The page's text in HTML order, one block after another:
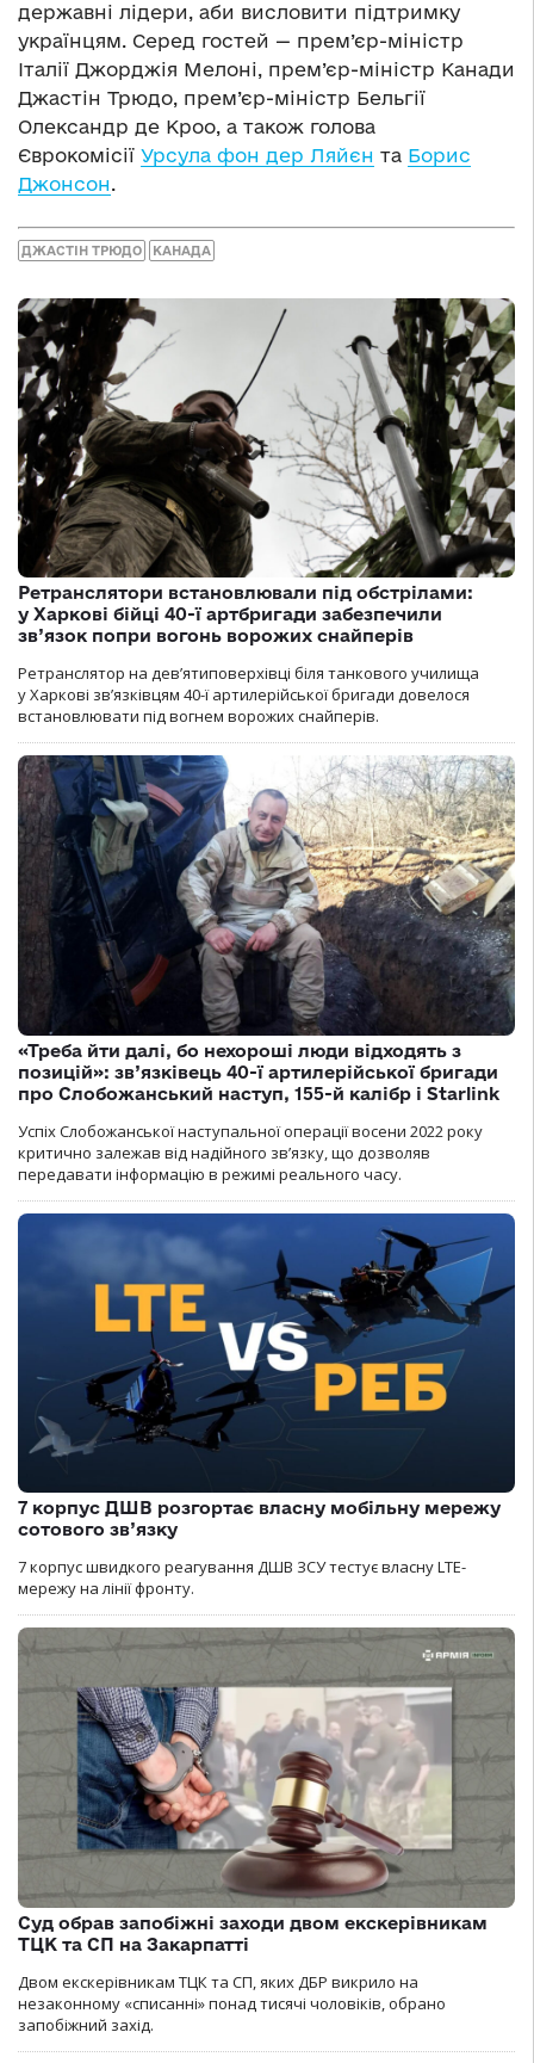
державні лідери, аби висловити підтримку
українцям. Серед гостей — прем’єр-міністр
Італії Джорджія Мелоні, прем’єр-міністр Канади
Джастін Трюдо, прем’єр-міністр Бельгії
Олександр де Кроо, а також голова
Єврокомісії Урсула фон дер Ляйєн та Борис
Джонсон.
ДЖАСТІН ТРЮДО КАНАДА
Ретранслятори встановлювали під обстрілами:
у Харкові бійці 40-ї артбригади забезпечили
зв’язок попри вогонь ворожих снайперів
Ретранслятор на дев’ятиповерхівці біля танкового училища
у Харкові зв’язківцям 40-ї артилерійської бригади довелося
встановлювати під вогнем ворожих снайперів.
«Треба йти далі, бо нехороші люди відходять з
позицій»: зв’язківець 40-ї артилерійської бригади
про Слобожанський наступ, 155-й калібр і Starlink
Успіх Слобожанської наступальної операції восени 2022 року
критично залежав від надійного зв’язку, що дозволяв
передавати інформацію в режимі реального часу.
7 корпус ДШВ розгортає власну мобільну мережу
сотового зв’язку
7 корпус швидкого реагування ДШВ ЗСУ тестує власну LTE-
мережу на лінії фронту.
Суд обрав запобіжні заходи двом екскерівникам
ТЦК та СП на Закарпатті
Двом екскерівникам ТЦК та СП, яких ДБР викрило на
незаконному «списанні» понад тисячі чоловіків, обрано
запобіжний захід.